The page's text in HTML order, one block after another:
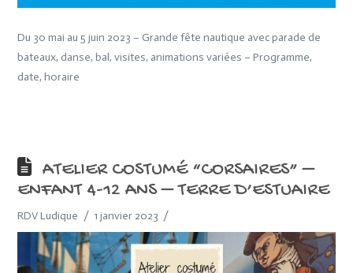
Du 30 mai au 5 juin 2023 – Grande fête nautique avec parade de
bateaux, danse, bal, visites, animations variées – Programme,
date, horaire
ATELIER COSTUMÉ “CORSAIRES” –
ENFANT 4-12 ANS – TERRE D’ESTUAIRE
RDV Ludique 1 janvier 2023